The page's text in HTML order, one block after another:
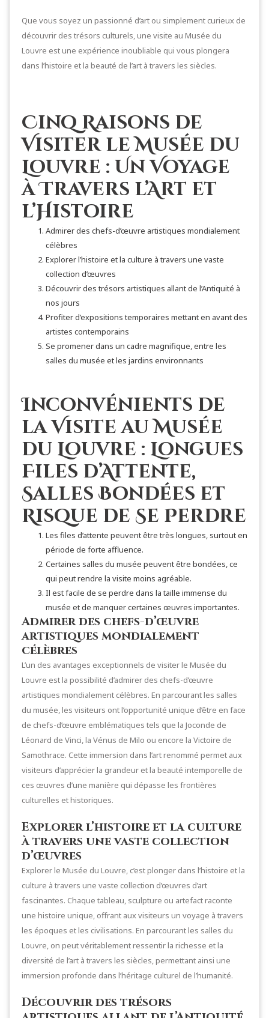
Que vous soyez un passionné d’art ou simplement curieux de
découvrir des trésors culturels, une visite au Musée du
Louvre est une expérience inoubliable qui vous plongera
dans l’histoire et la beauté de l’art à travers les siècles.
Cinq Raisons de
Visiter le Musée du
Louvre : Un Voyage
à Travers l’Art et
l’Histoire
Admirer des chefs-d’œuvre artistiques mondialement
célèbres
Explorer l’histoire et la culture à travers une vaste
collection d’œuvres
Découvrir des trésors artistiques allant de l’Antiquité à
nos jours
Profiter d’expositions temporaires mettant en avant des
artistes contemporains
Se promener dans un cadre magnifique, entre les
salles du musée et les jardins environnants
Inconvénients de
la Visite au Musée
du Louvre : Longues
Files d’Attente,
Salles Bondées et
Risque de Se Perdre
Les files d’attente peuvent être très longues, surtout en
période de forte affluence.
Certaines salles du musée peuvent être bondées, ce
qui peut rendre la visite moins agréable.
Il est facile de se perdre dans la taille immense du
musée et de manquer certaines œuvres importantes.
Admirer des chefs-d’œuvre
artistiques mondialement
célèbres
L’un des avantages exceptionnels de visiter le Musée du
Louvre est la possibilité d’admirer des chefs-d’œuvre
artistiques mondialement célèbres. En parcourant les salles
du musée, les visiteurs ont l’opportunité unique d’être en face
de chefs-d’œuvre emblématiques tels que la Joconde de
Léonard de Vinci, la Vénus de Milo ou encore la Victoire de
Samothrace. Cette immersion dans l’art renommé permet aux
visiteurs d’apprécier la grandeur et la beauté intemporelle de
ces œuvres d’une manière qui dépasse les frontières
culturelles et historiques.
Explorer l’histoire et la culture
à travers une vaste collection
d’œuvres
Explorer le Musée du Louvre, c’est plonger dans l’histoire et la
culture à travers une vaste collection d’œuvres d’art
fascinantes. Chaque tableau, sculpture ou artefact raconte
une histoire unique, offrant aux visiteurs un voyage à travers
les époques et les civilisations. En parcourant les salles du
Louvre, on peut véritablement ressentir la richesse et la
diversité de l’art à travers les siècles, permettant ainsi une
immersion profonde dans l’héritage culturel de l’humanité.
Découvrir des trésors